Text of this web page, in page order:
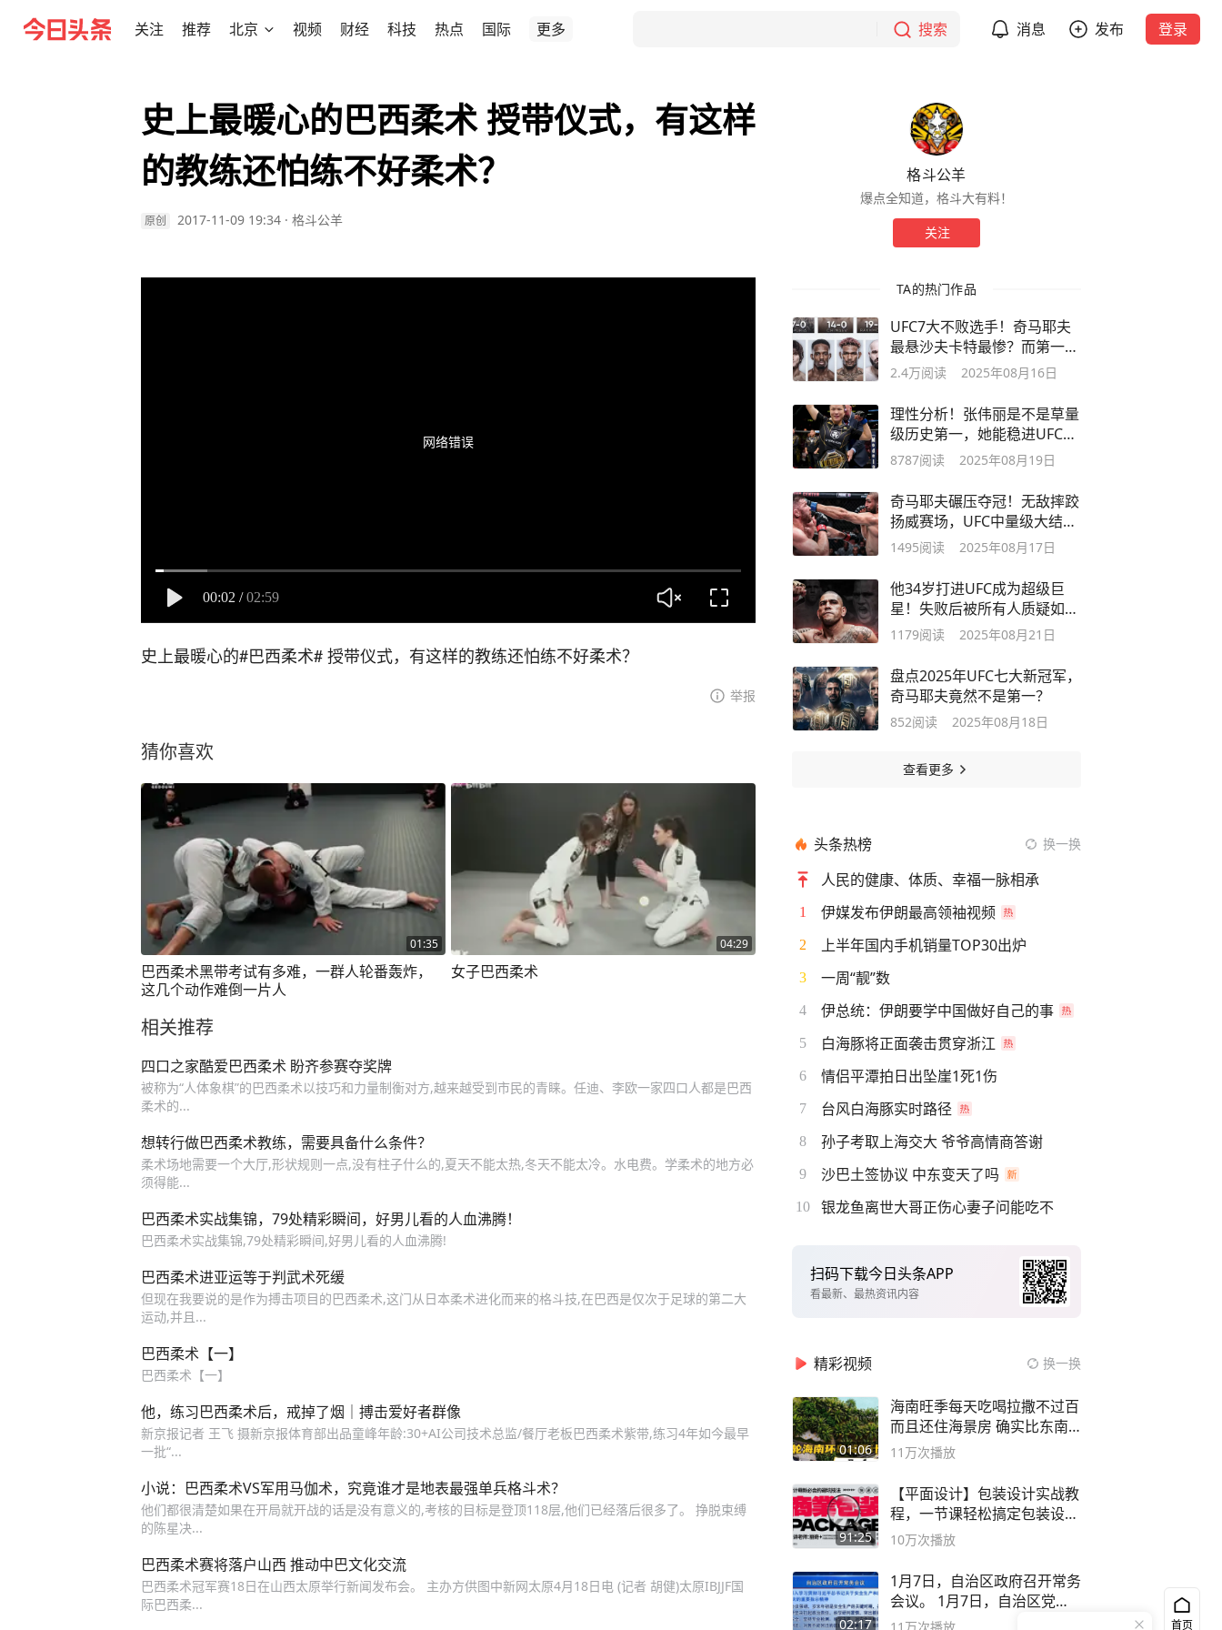
关注 推荐 北京 视频 财经 科技 热点 国际 更多 搜索 消息 发布 登录
史上最暖心的巴西柔术 授带仪式，有这样
的教练还怕练不好柔术？
原创 2017-11-09 19:34 · 格斗公羊
网络错误
00:02 / 02:59
史上最暖心的#巴西柔术# 授带仪式，有这样的教练还怕练不好柔术？
举报
猜你喜欢
01:35
巴西柔术黑带考试有多难，一群人轮番轰炸，
这几个动作难倒一片人
04:29
女子巴西柔术
相关推荐
四口之家酷爱巴西柔术 盼齐参赛夺奖牌
被称为“人体象棋”的巴西柔术以技巧和力量制衡对方,越来越受到市民的青睐。任迪、李欧一家四口人都是巴西
柔术的...
想转行做巴西柔术教练，需要具备什么条件？
柔术场地需要一个大厅,形状规则一点,没有柱子什么的,夏天不能太热,冬天不能太冷。水电费。学柔术的地方必
须得能...
巴西柔术实战集锦，79处精彩瞬间，好男儿看的人血沸腾！
巴西柔术实战集锦,79处精彩瞬间,好男儿看的人血沸腾!
巴西柔术进亚运等于判武术死缓
但现在我要说的是作为搏击项目的巴西柔术,这门从日本柔术进化而来的格斗技,在巴西是仅次于足球的第二大
运动,并且...
巴西柔术【一】
巴西柔术【一】
他，练习巴西柔术后，戒掉了烟｜搏击爱好者群像
新京报记者 王飞 摄新京报体育部出品童峰年龄:30+AI公司技术总监/餐厅老板巴西柔术紫带,练习4年如今最早
一批“...
小说：巴西柔术VS军用马伽术，究竟谁才是地表最强单兵格斗术？
他们都很清楚如果在开局就开战的话是没有意义的,考核的目标是登顶118层,他们已经落后很多了。 挣脱束缚
的陈星决...
巴西柔术赛将落户山西 推动中巴文化交流
巴西柔术冠军赛18日在山西太原举行新闻发布会。 主办方供图中新网太原4月18日电 (记者 胡健)太原IBJJF国
际巴西柔...
格斗公羊
爆点全知道，格斗大有料！
关注
TA的热门作品
UFC7大不败选手！奇马耶夫
最悬沙夫卡特最惨？而第一根
本不用解释
2.4万阅读 2025年08月16日
理性分析！张伟丽是不是草量
级历史第一，她能稳进UFC名
人堂吗？
8787阅读 2025年08月19日
奇马耶夫碾压夺冠！无敌摔跤
扬威赛场，UFC中量级大结
局！
1495阅读 2025年08月17日
他34岁打进UFC成为超级巨
星！失败后被所有人质疑如今
王者回归！
1179阅读 2025年08月21日
盘点2025年UFC七大新冠军，
奇马耶夫竟然不是第一？
852阅读 2025年08月18日
查看更多
头条热榜 换一换
人民的健康、体质、幸福一脉相承
1 伊媒发布伊朗最高领袖视频
2 上半年国内手机销量TOP30出炉
3 一周“靓”数
4 伊总统：伊朗要学中国做好自己的事
5 白海豚将正面袭击贯穿浙江
6 情侣平潭拍日出坠崖1死1伤
7 台风白海豚实时路径
8 孙子考取上海交大 爷爷高情商答谢
9 沙巴土签协议 中东变天了吗
10 银龙鱼离世大哥正伤心妻子问能吃不
扫码下载今日头条APP
看最新、最热资讯内容
精彩视频 换一换
01:06
海南旺季每天吃喝拉撒不过百
而且还住海景房 确实比东南
亚合适
11万次播放
91:25
【平面设计】包装设计实战教
程，一节课轻松搞定包装设计
流程！
10万次播放
02:17
1月7日，自治区政府召开常务
会议。 1月7日，自治区党委
副书记
首页